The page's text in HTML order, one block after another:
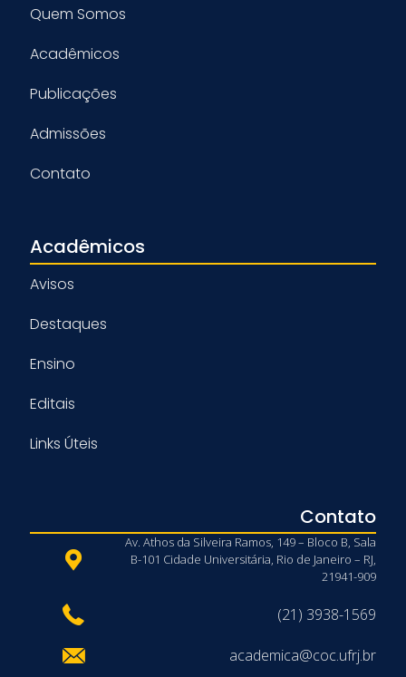
Quem Somos
Acadêmicos
Publicações
Admissões
Contato
Acadêmicos
Avisos
Destaques
Ensino
Editais
Links Úteis
Contato
Av. Athos da Silveira Ramos, 149 – Bloco B, Sala
B-101 Cidade Universitária, Rio de Janeiro – RJ,
21941-909
(21) 3938-1569
academica@coc.ufrj.br